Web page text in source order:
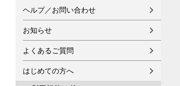
ヘルプ／お問い合わせ
お知らせ
よくあるご質問
はじめての方へ